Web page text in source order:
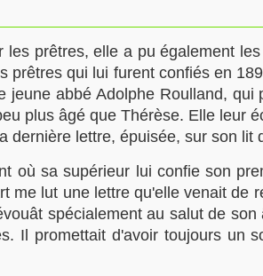
prêtres, elle a pu également
prêtres qui lui furent confiés en
jeune abbé Adolphe Roulland, qui
plus âgé que Thérèse. Elle leur
dernière lettre, épuisée, sur son lit
où sa supérieur lui confie son
me lut une lettre qu'elle venait
spécialement au salut de
Il promettait d'avoir toujours un